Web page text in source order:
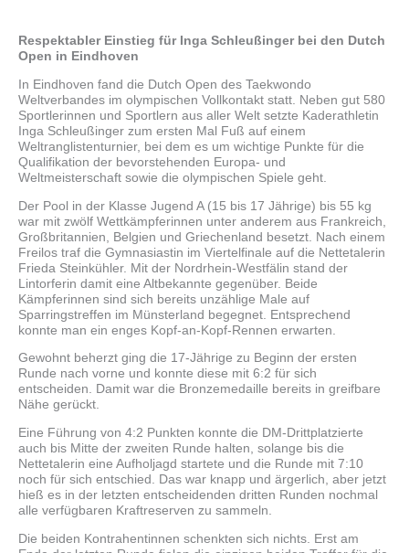
Respektabler Einstieg für Inga Schleußinger bei den Dutch
Open in Eindhoven
In Eindhoven fand die Dutch Open des Taekwondo
Weltverbandes im olympischen Vollkontakt statt. Neben gut 580
Sportlerinnen und Sportlern aus aller Welt setzte Kaderathletin
Inga Schleußinger zum ersten Mal Fuß auf einem
Weltranglistenturnier, bei dem es um wichtige Punkte für die
Qualifikation der bevorstehenden Europa- und
Weltmeisterschaft sowie die olympischen Spiele geht.
Der Pool in der Klasse Jugend A (15 bis 17 Jährige) bis 55 kg
war mit zwölf Wettkämpferinnen unter anderem aus Frankreich,
Großbritannien, Belgien und Griechenland besetzt. Nach einem
Freilos traf die Gymnasiastin im Viertelfinale auf die Nettetalerin
Frieda Steinkühler. Mit der Nordrhein-Westfälin stand der
Lintorferin damit eine Altbekannte gegenüber. Beide
Kämpferinnen sind sich bereits unzählige Male auf
Sparringstreffen im Münsterland begegnet. Entsprechend
konnte man ein enges Kopf-an-Kopf-Rennen erwarten.
Gewohnt beherzt ging die 17-Jährige zu Beginn der ersten
Runde nach vorne und konnte diese mit 6:2 für sich
entscheiden. Damit war die Bronzemedaille bereits in greifbare
Nähe gerückt.
Eine Führung von 4:2 Punkten konnte die DM-Drittplatzierte
auch bis Mitte der zweiten Runde halten, solange bis die
Nettetalerin eine Aufholjagd startete und die Runde mit 7:10
noch für sich entschied. Das war knapp und ärgerlich, aber jetzt
hieß es in der letzten entscheidenden dritten Runden nochmal
alle verfügbaren Kraftreserven zu sammeln.
Die beiden Kontrahentinnen schenkten sich nichts. Erst am